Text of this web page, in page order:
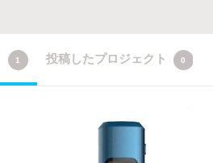
1 投稿したプロジェクト 0